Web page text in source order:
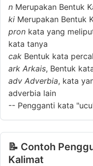
n Merupakan Bentuk
ki Merupakan Bentuk
pron kata yang
kata tanya
cak Bentuk kata
ark Arkais, Bentuk
adv Adverbia, kata
adverbia lain
-- Pengganti kata
📝 Contoh
Kalimat